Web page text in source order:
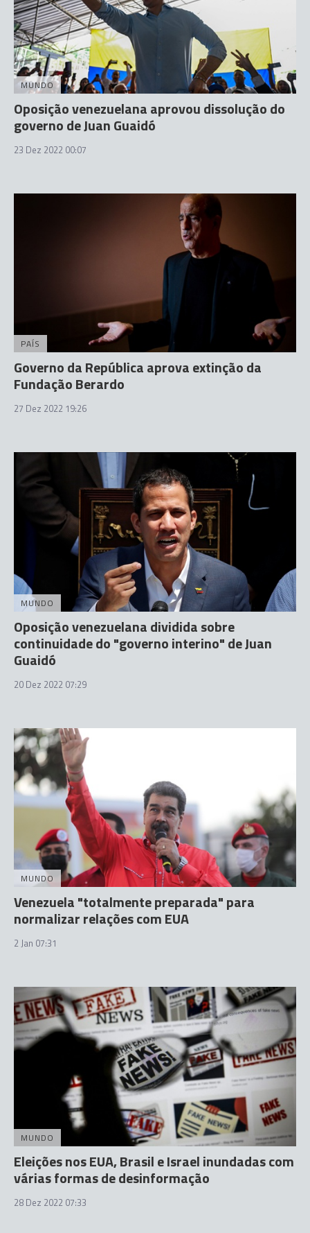
MUNDO
Oposição venezuelana aprovou dissolução do
governo de Juan Guaidó
23 Dez 2022 00:07
PAÍS
Governo da República aprova extinção da
Fundação Berardo
27 Dez 2022 19:26
MUNDO
Oposição venezuelana dividida sobre
continuidade do "governo interino" de Juan
Guaidó
20 Dez 2022 07:29
MUNDO
Venezuela "totalmente preparada" para
normalizar relações com EUA
2 Jan 07:31
MUNDO
Eleições nos EUA, Brasil e Israel inundadas com
várias formas de desinformação
28 Dez 2022 07:33